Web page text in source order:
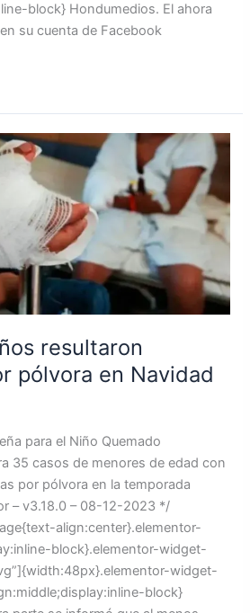
block} Hondumedios. El ahora
su cuenta de Facebook
resultaron
pólvora en Navidad
para el Niño Quemado
35 casos de menores de edad con
por pólvora en la temporada
– v3.18.0 – 08-12-2023 */
align:center}.elementor-
block}.elementor-widget-
widget-
block}